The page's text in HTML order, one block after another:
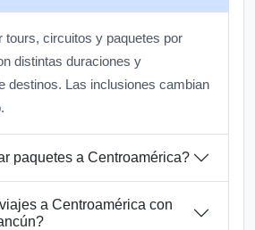
tours, circuitos y paquetes por
distintas duraciones y
destinos. Las inclusiones cambian
paquetes a Centroamérica?
a Centroamérica con